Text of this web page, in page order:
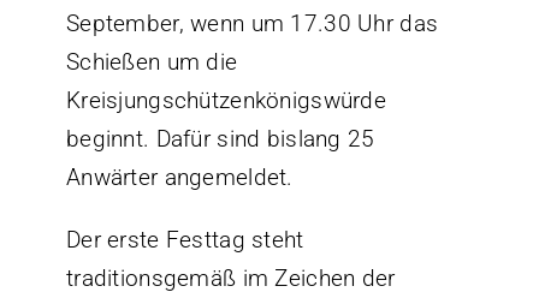
September, wenn um 17.30 Uhr das
Schießen um die
Kreisjungschützenkönigswürde
beginnt. Dafür sind bislang 25
Anwärter angemeldet.
Der erste Festtag steht
traditionsgemäß im Zeichen der